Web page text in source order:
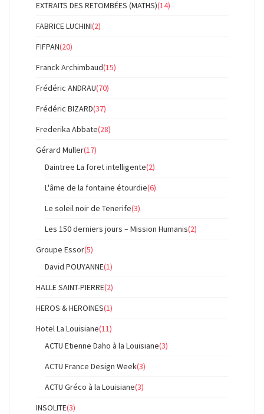
EXTRAITS DES RETOMBÉES (MATHS)(14)
FABRICE LUCHINI(2)
FIFPAN(20)
Franck Archimbaud(15)
Frédéric ANDRAU(70)
Frédéric BIZARD(37)
Frederika Abbate(28)
Gérard Muller(17)
Daintree La foret intelligente(2)
L'âme de la fontaine étourdie(6)
Le soleil noir de Tenerife(3)
Les 150 derniers jours – Mission Humanis(2)
Groupe Essor(5)
David POUYANNE(1)
HALLE SAINT-PIERRE(2)
HEROS & HEROINES(1)
Hotel La Louisiane(11)
ACTU Etienne Daho à la Louisiane(3)
ACTU France Design Week(3)
ACTU Gréco à la Louisiane(3)
INSOLITE(3)